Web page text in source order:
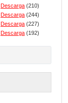
Descarga (210)
Descarga (244)
Descarga (227)
Descarga (192)